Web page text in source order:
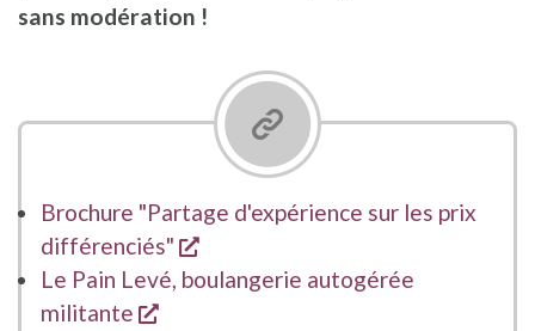
sans modération !
Brochure "Partage d'expérience sur les prix
différenciés"
s'ouvre dans une nouvelle
Le Pain Levé, boulangerie autogérée
militante
s'ouvre dans une nouvelle fenêtre